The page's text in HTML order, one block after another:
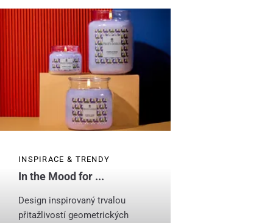
INSPIRACE & TRENDY
In the Mood for ...
Design inspirovaný trvalou
přitažlivostí geometrických